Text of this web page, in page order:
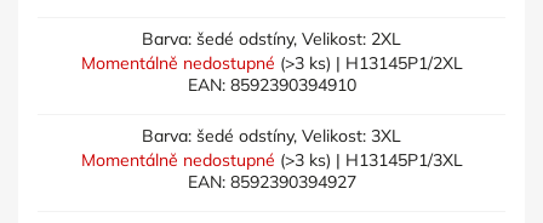
Barva: šedé odstíny, Velikost: 2XL
Momentálně nedostupné (>3 ks) | H13145P1/2XL
EAN: 8592390394910
Barva: šedé odstíny, Velikost: 3XL
Momentálně nedostupné (>3 ks) | H13145P1/3XL
EAN: 8592390394927